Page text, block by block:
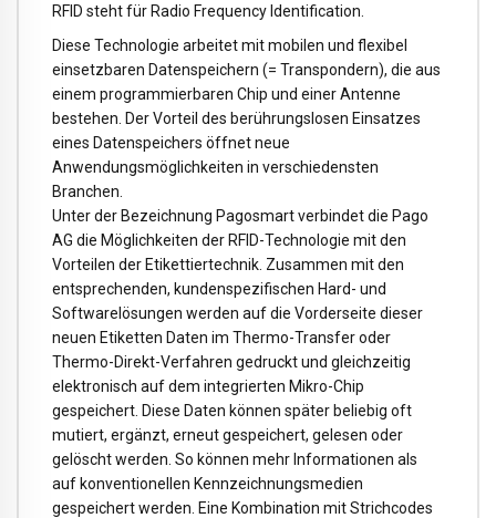
RFID steht für Radio Frequency Identification.
Diese Technologie arbeitet mit mobilen und flexibel
einsetzbaren Datenspeichern (= Transpondern), die aus
einem programmierbaren Chip und einer Antenne
bestehen. Der Vorteil des berührungslosen Einsatzes
eines Datenspeichers öffnet neue
Anwendungsmöglichkeiten in verschiedensten
Branchen.
Unter der Bezeichnung Pagosmart verbindet die Pago
AG die Möglichkeiten der RFID-Technologie mit den
Vorteilen der Etikettiertechnik. Zusammen mit den
entsprechenden, kundenspezifischen Hard- und
Softwarelösungen werden auf die Vorderseite dieser
neuen Etiketten Daten im Thermo-Transfer oder
Thermo-Direkt-Verfahren gedruckt und gleichzeitig
elektronisch auf dem integrierten Mikro-Chip
gespeichert. Diese Daten können später beliebig oft
mutiert, ergänzt, erneut gespeichert, gelesen oder
gelöscht werden. So können mehr Informationen als
auf konventionellen Kennzeichnungsmedien
gespeichert werden. Eine Kombination mit Strichcodes